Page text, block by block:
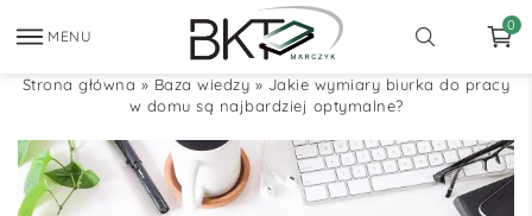
MENU
0
Strona główna » Baza wiedzy » Jakie wymiary biurka do pracy
w domu są najbardziej optymalne?